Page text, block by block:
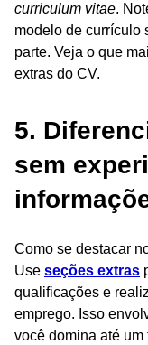
curriculum vitae.
modelo de currículo
parte. Veja o que
extras do CV.
5.
sem
Como se destacar
Use seções extras
qualificações e
emprego. Isso
você domina até